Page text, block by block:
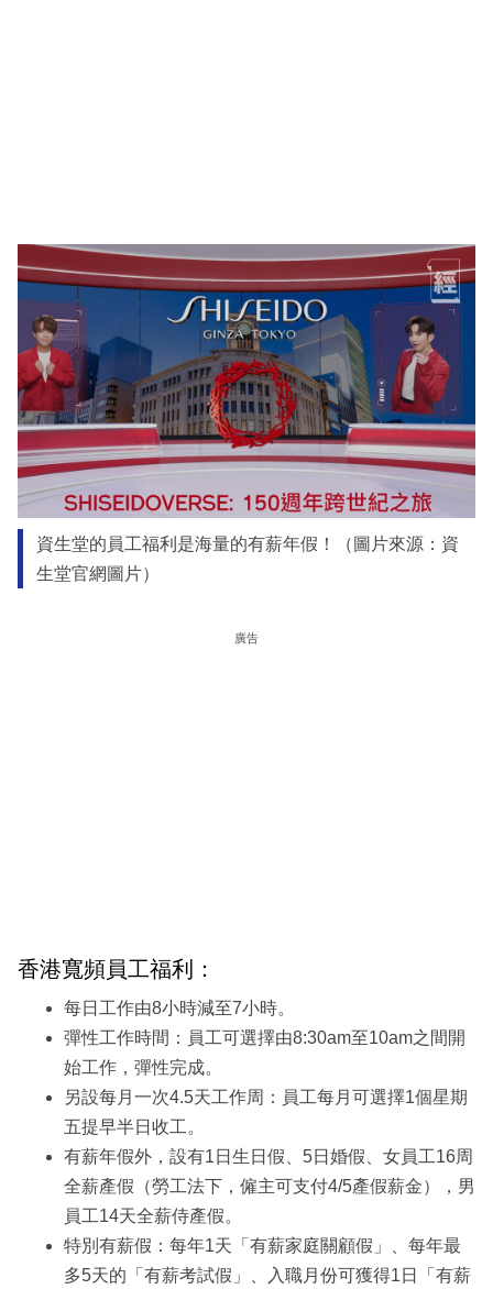
資生堂的員工福利是海量的有薪年假！（圖片來源：資
生堂官網圖片）
廣告
香港寬頻員工福利：
每日工作由8小時減至7小時。
彈性工作時間：員工可選擇由8:30am至10am之間開
始工作，彈性完成。
另設每月一次4.5天工作周：員工每月可選擇1個星期
五提早半日收工。
有薪年假外，設有1日生日假、5日婚假、女員工16周
全薪產假（勞工法下，僱主可支付4/5產假薪金），男
員工14天全薪侍產假。
特別有薪假：每年1天「有薪家庭關顧假」、每年最
多5天的「有薪考試假」、入職月份可獲得1日「有薪